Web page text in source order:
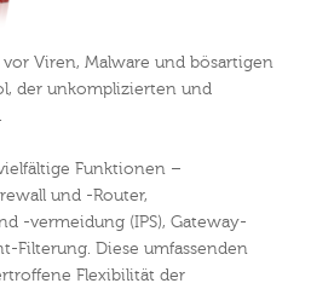
Viren, Malware und bösartigen
der unkomplizierten und
Funktionen –
und -Router,
-vermeidung (IPS), Gateway-
Filterung. Diese umfassenden
Flexibilität der